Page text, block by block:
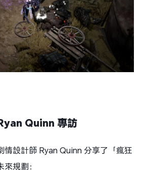
Quinn 專訪
情設計師 Ryan Quinn 分享了「瘋狂
規劃：